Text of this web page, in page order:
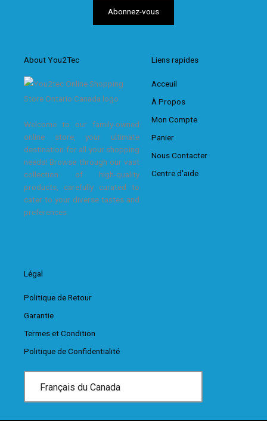
About You2Tec
Welcome to our family-owned
online store, your ultimate
destination for all your shopping
needs! Browse through our vast
collection of high-quality
products, carefully curated to
cater to your diverse tastes and
preferences.
Liens rapides
Acceuil
À Propos
Mon Compte
Panier
Nous Contacter
Centre d'aide
Légal
Politique de Retour
Garantie
Termes et Condition
Politique de Confidentialité
Français du Canada